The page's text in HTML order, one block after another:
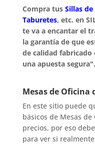
Compra tus Sillas
Taburetes, etc. en
te va a encantar el
la garantía de que
de calidad fabricado
una apuesta segura".
Mesas de Oficina
En este sitio puede
básicos de Mesas
precios, por eso
para ver si